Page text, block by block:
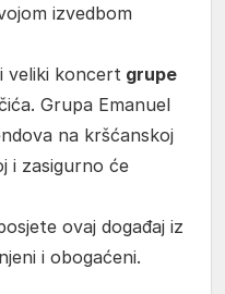
izvedbom
veliki koncert grupe
Grupa Emanuel
na kršćanskoj
i zasigurno će
ovaj događaj iz
i obogaćeni.